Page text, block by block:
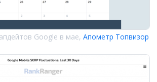
Google в мае, Апометр Топвизор